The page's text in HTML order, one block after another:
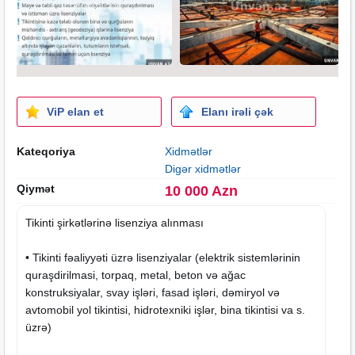
ViP elan et Elanı irəli çək
Kateqoriya
Xidmətlər
Digər xidmətlər
Qiymət
10 000 Azn
Tikinti şirkətlərinə lisenziya alınması
• Tikinti fəaliyyəti üzrə lisenziyalar (elektrik sistemlərinin
quraşdirilmasi, torpaq, metal, beton və ağac
konstruksiyalar, svay işləri, fasad işləri, dəmiryol və
avtomobil yol tikintisi, hidrotexniki işlər, bina tikintisi va s.
üzrə)